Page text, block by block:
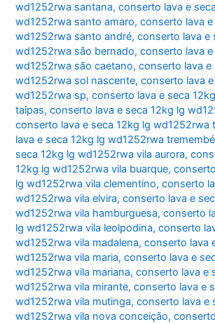
wd1252rwa santana,conserto lava e
wd1252rwa santo amaro,conserto lava
wd1252rwa santo andré,conserto lava e
wd1252rwa são bernado,conserto lava
wd1252rwa são caetano,conserto lava e
wd1252rwa sol nascente,conserto lava
wd1252rwa sp,conserto lava e seca
taipas,conserto lava e seca 12kg lg
conserto lava e seca 12kg lg wd1252rwa
lava e seca 12kg lg wd1252rwa tremembé
seca 12kg lg wd1252rwa vila aurora,
12kg lg wd1252rwa vila buarque,
lg wd1252rwa vila clementino,conserto
wd1252rwa vila elvira,conserto lava e
wd1252rwa vila hamburguesa,conserto
lg wd1252rwa vila leolpodina,conserto
wd1252rwa vila madalena,conserto lava
wd1252rwa vila maria,conserto lava e
wd1252rwa vila mariana,conserto lava e
wd1252rwa vila mirante,conserto lava e
wd1252rwa vila mutinga,conserto lava e
wd1252rwa vila nova conceição,